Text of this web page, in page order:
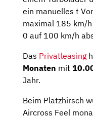
ein manuelles t
maximal 185 km/
0 auf 100 km/h
Das Privatleasing
Monaten mit
Jahr.
Beim Platzhirsch
Aircross Feel